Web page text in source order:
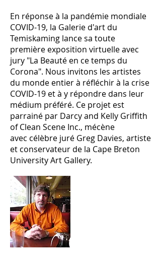
En réponse à la pandémie mondiale
COVID-19, la Galerie d'art du
Temiskaming lance sa toute
première exposition virtuelle avec
jury "La Beauté en ce temps du
Corona". Nous invitons les artistes
du monde entier à réfléchir à la crise
COVID-19 et à y répondre dans leur
médium préféré. Ce projet est
parrainé par Darcy and Kelly Griffith
of Clean Scene Inc., mécène
avec célèbre juré Greg Davies, artiste
et conservateur de la Cape Breton
University Art Gallery.